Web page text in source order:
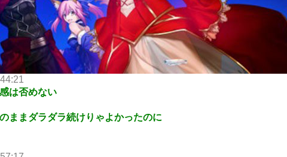
は否めない
ままダラダラ続けりゃよかったのに